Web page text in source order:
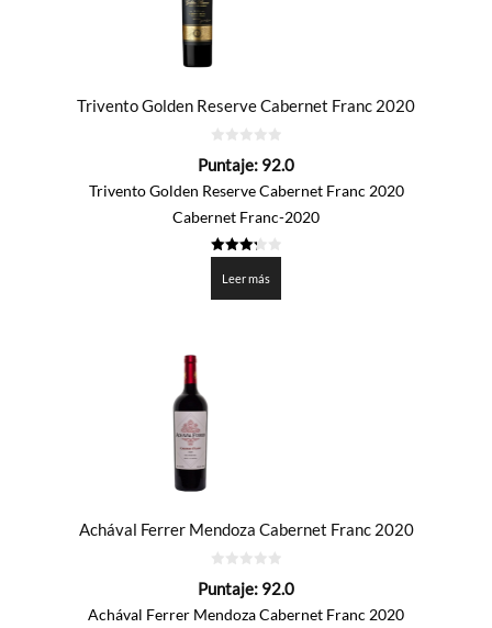
Trivento Golden Reserve Cabernet Franc 2020
de
Puntaje: 92.0
Trivento Golden Reserve Cabernet Franc 2020
Cabernet Franc-2020
de 5
Leer más
Achával Ferrer Mendoza Cabernet Franc 2020
de
Puntaje: 92.0
Achával Ferrer Mendoza Cabernet Franc 2020